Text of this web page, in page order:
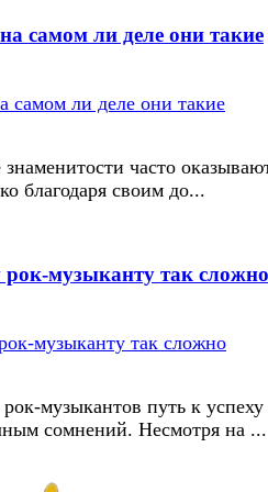
самом ли деле они такие
часто
благодаря своим до...
музыканту так сложно
музыкантов путь к успеху
сомнений. Несмотря на ...